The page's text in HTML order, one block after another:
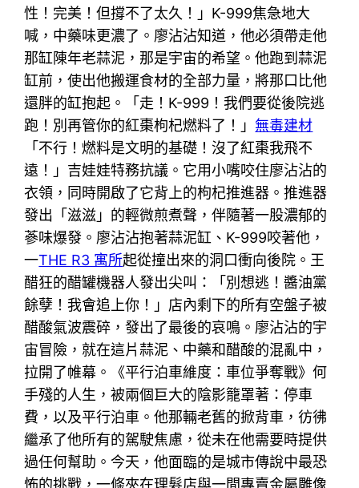
性！完美！但撐不了太久！」K-999焦急地大
喊，中藥味更濃了。廖沾沾知道，他必須帶走他
那缸陳年老蒜泥，那是宇宙的希望。他跑到蒜泥
缸前，使出他搬運食材的全部力量，將那口比他
還胖的缸抱起。「走！K-999！我們要從後院逃
跑！別再管你的紅棗枸杞燃料了！」 無毒建材
「不行！燃料是文明的基礎！沒了紅棗我飛不
遠！」吉娃娃特務抗議。它用小嘴咬住廖沾沾的
衣領，同時開啟了它背上的枸杞推進器。推進器
發出「滋滋」的輕微煎煮聲，伴隨著一股濃郁的
蔘味爆發。廖沾沾抱著蒜泥缸、K-999咬著他，
一THE R3 寓所起從撞出來的洞口衝向後院。王
醋狂的醋罐機器人發出尖叫：「別想逃！醬油黨
餘孽！我會追上你！」店內剩下的所有空盤子被
醋酸氣波震碎，發出了最後的哀鳴。廖沾沾的宇
宙冒險，就在這片蒜泥、中藥和醋酸的混亂中，
拉開了帷幕。《平行泊車維度：車位爭奪戰》何
手殘的人生，被兩個巨大的陰影籠罩著：停車
費，以及平行泊車。他那輛老舊的掀背車，彷彿
繼承了他所有的駕駛焦慮，從未在他需要時提供
過任何幫助。今天，他面臨的是城市傳說中最恐
怖的挑戰，一條夾在理髮店與一間專賣金屬雕像